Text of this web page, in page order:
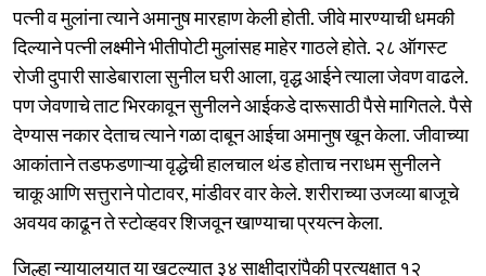
पत्नी व मुलांना त्याने अमानुष मारहाण केली होती. जीवे मारण्याची धमकी
दिल्याने पत्नी लक्ष्मीने भीतीपोटी मुलांसह माहेर गाठले होते. २८ ऑगस्ट
रोजी दुपारी साडेबाराला सुनील घरी आला, वृद्ध आईने त्याला जेवण वाढले.
पण जेवणाचे ताट भिरकावून सुनीलने आईकडे दारूसाठी पैसे मागितले. पैसे
देण्यास नकार देताच त्याने गळा दाबून आईचा अमानुष खून केला. जीवाच्या
आकांताने तडफडणाऱ्या वृद्धेची हालचाल थंड होताच नराधम सुनीलने
चाकू आणि सत्तुराने पोटावर, मांडीवर वार केले. शरीराच्या उजव्या बाजूचे
अवयव काढून ते स्टोव्हवर शिजवून खाण्याचा प्रयत्न केला.
जिल्हा न्यायालयात या खटल्यात ३४ साक्षीदारांपैकी प्रत्यक्षात १२